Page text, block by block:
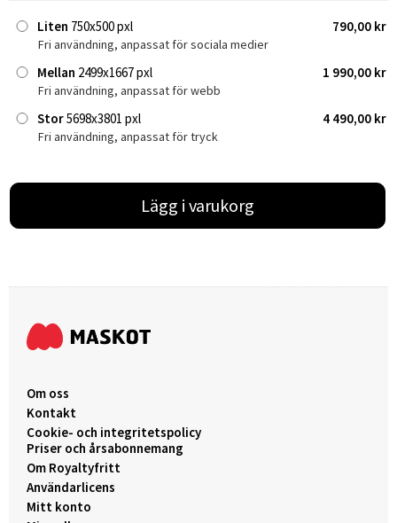
Liten 750x500 pxl 790,00 kr
Fri användning, anpassat för sociala medier
Mellan 2499x1667 pxl 1 990,00 kr
Fri användning, anpassat för webb
Stor5698x3801 pxl 4 490,00 kr
Fri användning, anpassat för tryck
Lägg i varukorg
Om oss
Kontakt
Cookie- och integritetspolicy
Priser och årsabonnemang
Om Royaltyfritt
Användarlicens
Mitt konto